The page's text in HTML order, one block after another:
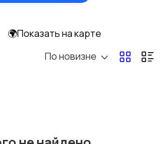
🌍Показать на карте
По новизне